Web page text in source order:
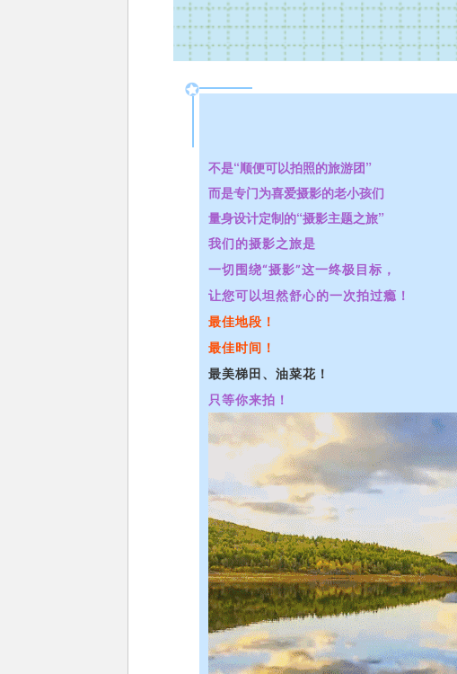
不是“顺便可以拍照的旅游团”
而是专门为喜爱摄影的老小孩们
量身设计定制的“摄影主题之旅”
我们的摄影之旅是
一切围绕“摄影”这一终极目标，
让您可以坦然舒心的一次拍过瘾！
最佳地段！
最佳时间！
最美梯田、油菜花！
只等你来拍！